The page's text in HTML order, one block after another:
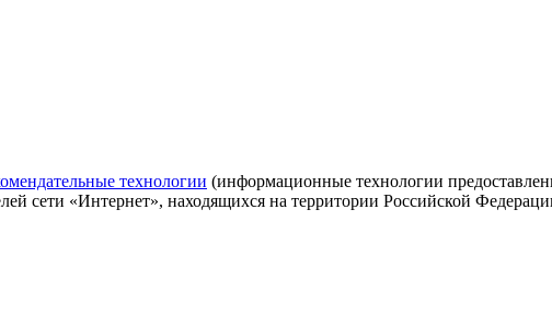
технологии (информационные технологии
сети «Интернет», находящихся на территории Российской